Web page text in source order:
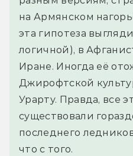
на Армянском
эта гипотеза
логичной), в
Иране. Иногда её
Джирофтской
Урарту. Правда, все
существовали
последнего
что с того.